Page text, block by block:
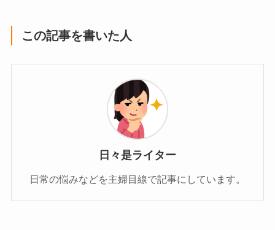
この記事を書いた人
日々是ライター
日常の悩みなどを主婦目線で記事にしています。